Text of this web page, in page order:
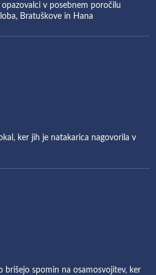
v posebnem poročilu
Bratuškove in Hana
ker jih je natakarica nagovorila v
brišejo spomin na osamosvojitev, ker